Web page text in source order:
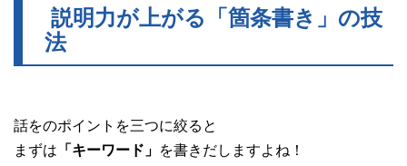
説明力が上がる「箇条書き」の技
法
話をのポイントを三つに絞ると
まずは 「キーワード」 を書きだしますよね！